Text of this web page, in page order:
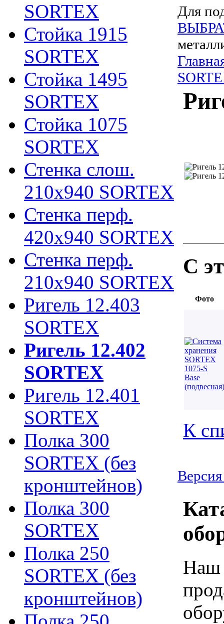
SORTEX
Стойка 1915
SORTEX
Стойка 1495
SORTEX
Стойка 1075
SORTEX
Стенка слош.
210х940 SORTEX
Стенка перф.
420х940 SORTEX
Стенка перф.
210х940 SORTEX
Ригель 12.403
SORTEX
Ригель 12.402
SORTEX
Ригель 12.401
SORTEX
Полка 300
SORTEX (без
кронштейнов)
Полка 300
SORTEX
Полка 250
SORTEX (без
кронштейнов)
Для
С
Фото
К
Наш